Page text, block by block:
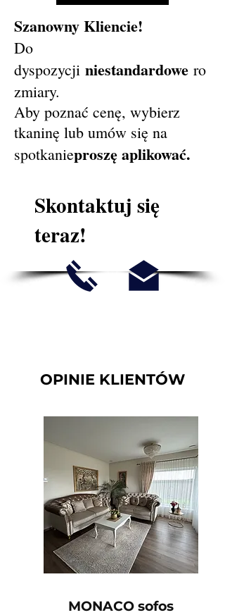
Szanowny Kliencie!
Do
dyspozycji niestandardowe ro
zmiary.
Aby poznać cenę, wybierz
tkaninę lub umów się na
spotkanieproszę aplikować.
Skontaktuj się
teraz!
OPINIE KLIENTÓW
MONACO sofos